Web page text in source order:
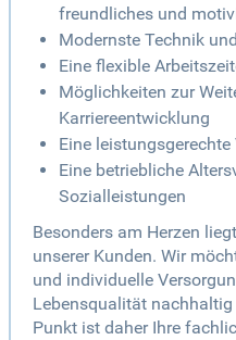
freundliches und
Modernste Technik
Eine flexible
Möglichkeiten zur
Karriereentwicklung
Eine leistungsgerechte
Eine betriebliche
Sozialleistungen
Besonders am Herzen
unserer Kunden. Wir
und individuelle
Lebensqualität
Punkt ist daher Ihre